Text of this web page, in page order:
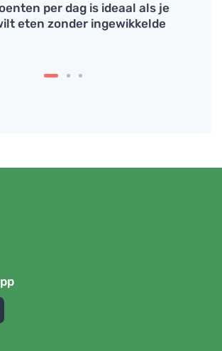
per dag is ideaal als je
eten zonder ingewikkelde